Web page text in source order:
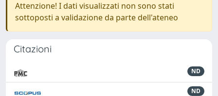
Attenzione! I dati visualizzati non sono stati
sottoposti a validazione da parte dell'ateneo
Citazioni
ND
ND